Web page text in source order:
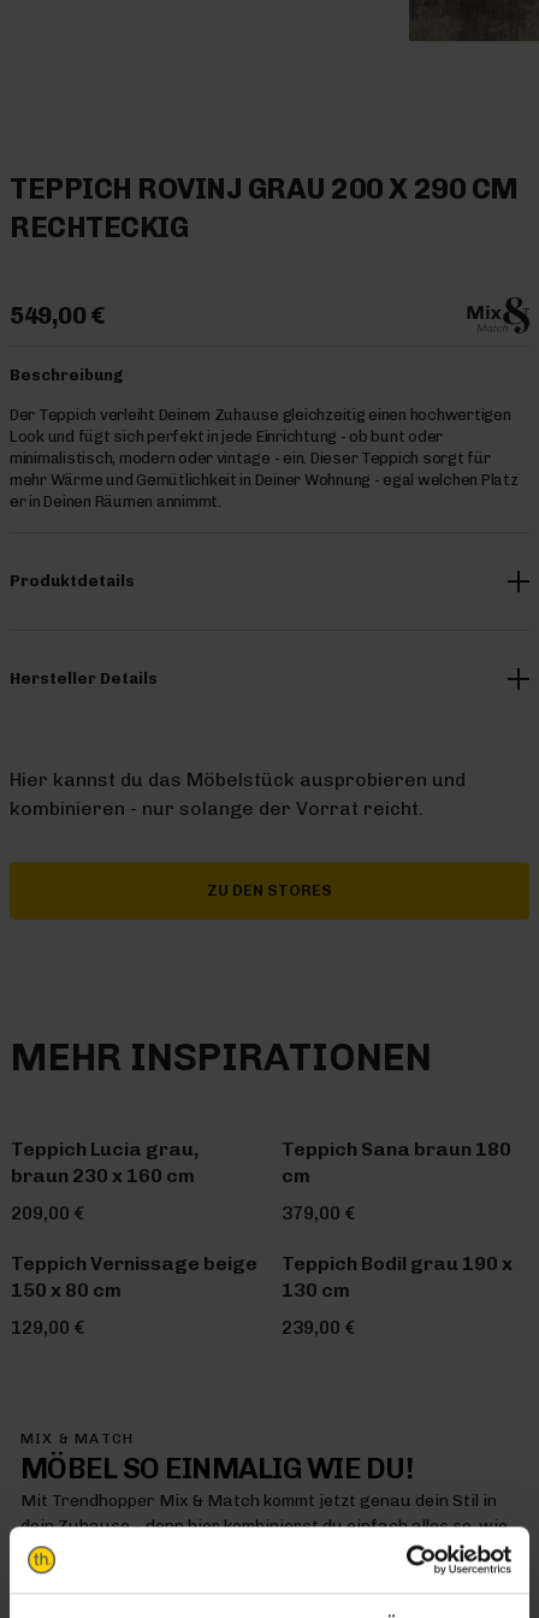
TEPPICH ROVINJ GRAU 200 X 290 CM
RECHTECKIG
549,00 €
Beschreibung
Der Teppich verleiht Deinem Zuhause gleichzeitig einen hochwertigen
Look und fügt sich perfekt in jede Einrichtung - ob bunt oder
minimalistisch, modern oder vintage - ein. Dieser Teppich sorgt für
mehr Wärme und Gemütlichkeit in Deiner Wohnung - egal welchen Platz
er in Deinen Räumen annimmt.
Produktdetails
Hersteller Details
Hier kannst du das Möbelstück ausprobieren und
kombinieren - nur solange der Vorrat reicht.
ZU DEN STORES
MEHR INSPIRATIONEN
Teppich Lucia grau,
braun 230 x 160 cm
209,00 €
Teppich Sana braun 180
cm
379,00 €
Teppich Vernissage beige
150 x 80 cm
129,00 €
Teppich Bodil grau 190 x
130 cm
239,00 €
MIX & MATCH
MÖBEL SO EINMALIG WIE DU!
Mit Trendhopper Mix & Match kommt jetzt genau dein Stil in
dein Zuhause – denn hier kombinierst du einfach alles so, wie
es dir gefällt
MIX & MATCH DICH HAPPY